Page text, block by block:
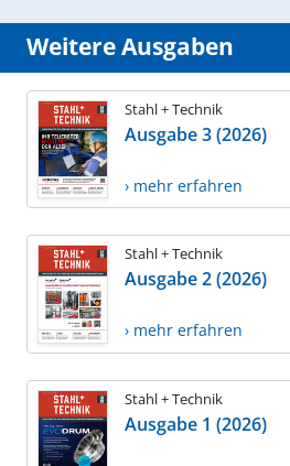
Weitere Ausgaben
Stahl + Technik
Ausgabe 3 (2026)
› mehr erfahren
Stahl + Technik
Ausgabe 2 (2026)
› mehr erfahren
Stahl + Technik
Ausgabe 1 (2026)